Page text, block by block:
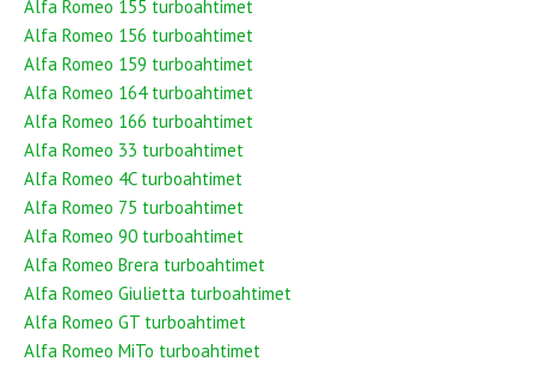
Alfa Romeo 155 turboahtimet
Alfa Romeo 156 turboahtimet
Alfa Romeo 159 turboahtimet
Alfa Romeo 164 turboahtimet
Alfa Romeo 166 turboahtimet
Alfa Romeo 33 turboahtimet
Alfa Romeo 4C turboahtimet
Alfa Romeo 75 turboahtimet
Alfa Romeo 90 turboahtimet
Alfa Romeo Brera turboahtimet
Alfa Romeo Giulietta turboahtimet
Alfa Romeo GT turboahtimet
Alfa Romeo MiTo turboahtimet